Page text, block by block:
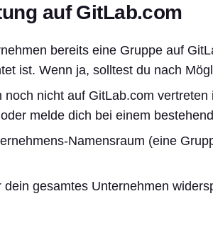
auf GitLab.com
bereits eine Gruppe auf
ist. Wenn ja, solltest du nach
nicht auf GitLab.com vertreten
melde dich bei einem
Namensraum (eine
gesamtes Unternehmen